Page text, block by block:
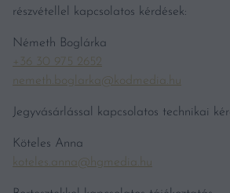
részvétellel kapcsolatos kérdések:
Németh Boglárka
+36 30 975 2652
nemeth.boglarka@kodmedia.hu
Jegyvásárlással kapcsolatos technikai
Köteles Anna
koteles.anna@hgmedia.hu